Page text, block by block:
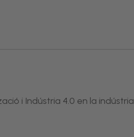
i Indústria 4.0 en la indústria